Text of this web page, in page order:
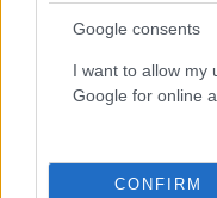
Google consents
I want to allow my
Google for online
CONFIRM
LIFESTYLE
Ιουλία Καλλιμάνη: Η
με θαμώνα – «Εσένα